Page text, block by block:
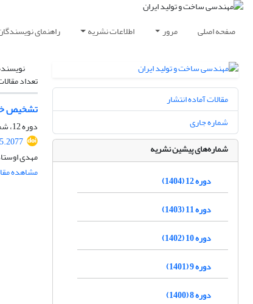
صفحه اصلی مرور اطلاعات نشریه راهنمای
تعداد
تشخیص
دوره 12، شماره 5، مرداد 1404، صفحه
مهدی
مشاهده
مقالات آماده انتشار
شماره جاری
شماره‌های پیشین نشریه
دوره 12 (1404)
دوره 11 (1403)
دوره 10 (1402)
دوره 9 (1401)
دوره 8 (1400)